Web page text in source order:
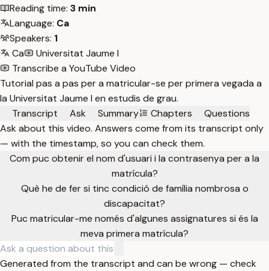
Reading time: 3 min
Language: Ca
Speakers: 1
Ca
Universitat Jaume I
Transcribe a YouTube Video
Tutorial pas a pas per a matricular-se per primera vegada a
la Universitat Jaume I en estudis de grau.
Transcript
Ask Summary Chapters
Questions
Ask about this video. Answers come from its transcript only
— with the timestamp, so you can check them.
Com puc obtenir el nom d'usuari i la contrasenya per a la
matrícula?
Què he de fer si tinc condició de família nombrosa o
discapacitat?
Puc matricular-me només d'algunes assignatures si és la
meva primera matrícula?
Generated from the transcript and can be wrong — check